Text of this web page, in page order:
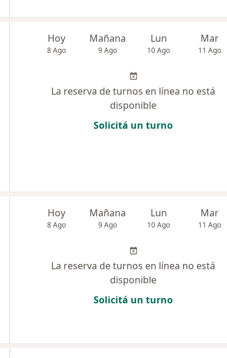
Hoy
8 Ago
Mañana
9 Ago
Lun
10 Ago
Mar
11 Ago
La reserva de turnos en línea no está
disponible
Solicitá un turno
Hoy
8 Ago
Mañana
9 Ago
Lun
10 Ago
Mar
11 Ago
La reserva de turnos en línea no está
disponible
Solicitá un turno